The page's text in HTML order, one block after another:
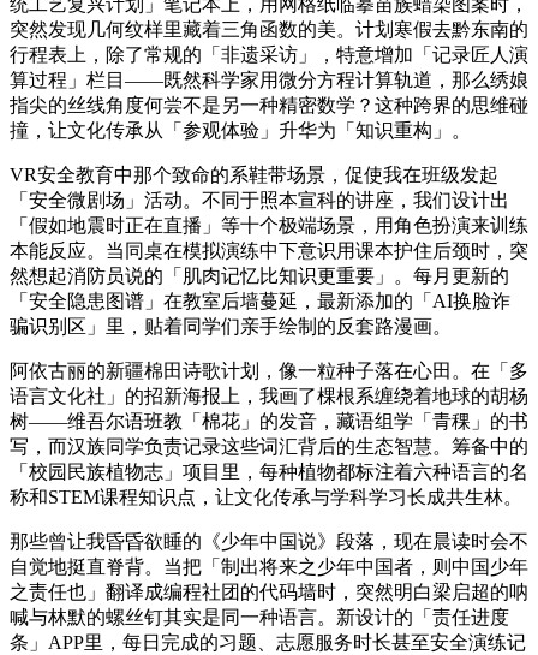
突然发现几何纹样里藏着三角函数的美。计划寒假去黔东南的
行程表上，除了常规的「非遗采访」，特意增加「记录匠人演
算过程」栏目——既然科学家用微分方程计算轨道，那么绣娘
指尖的丝线角度何尝不是另一种精密数学？这种跨界的思维碰
撞，让文化传承从「参观体验」升华为「知识重构」。
VR安全教育中那个致命的系鞋带场景，促使我在班级发起
「安全微剧场」活动。不同于照本宣科的讲座，我们设计出
「假如地震时正在直播」等十个极端场景，用角色扮演来训练
本能反应。当同桌在模拟演练中下意识用课本护住后颈时，突
然想起消防员说的「肌肉记忆比知识更重要」。每月更新的
「安全隐患图谱」在教室后墙蔓延，最新添加的「AI换脸诈
骗识别区」里，贴着同学们亲手绘制的反套路漫画。
阿依古丽的新疆棉田诗歌计划，像一粒种子落在心田。在「多
语言文化社」的招新海报上，我画了棵根系缠绕着地球的胡杨
树——维吾尔语班教「棉花」的发音，藏语组学「青稞」的书
写，而汉族同学负责记录这些词汇背后的生态智慧。筹备中的
「校园民族植物志」项目里，每种植物都标注着六种语言的名
称和STEM课程知识点，让文化传承与学科学习长成共生林。
那些曾让我昏昏欲睡的《少年中国说》段落，现在晨读时会不
自觉地挺直脊背。当把「制出将来之少年中国者，则中国少年
之责任也」翻译成编程社团的代码墙时，突然明白梁启超的呐
喊与林默的螺丝钉其实是同一种语言。新设计的「责任进度
条」APP里，每日完成的习题、志愿服务时长甚至安全演练记